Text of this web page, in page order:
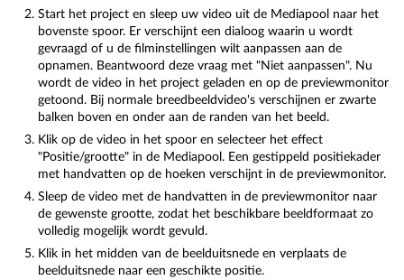
Start het project en sleep uw video uit de Mediapool naar het
bovenste spoor. Er verschijnt een dialoog waarin u wordt
gevraagd of u de filminstellingen wilt aanpassen aan de
opnamen. Beantwoord deze vraag met "Niet aanpassen". Nu
wordt de video in het project geladen en op de previewmonitor
getoond. Bij normale breedbeeldvideo's verschijnen er zwarte
balken boven en onder aan de randen van het beeld.
Klik op de video in het spoor en selecteer het effect
"Positie/grootte" in de Mediapool. Een gestippeld positiekader
met handvatten op de hoeken verschijnt in de previewmonitor.
Sleep de video met de handvatten in de previewmonitor naar
de gewenste grootte, zodat het beschikbare beeldformaat zo
volledig mogelijk wordt gevuld.
Klik in het midden van de beelduitsnede en verplaats de
beelduitsnede naar een geschikte positie.